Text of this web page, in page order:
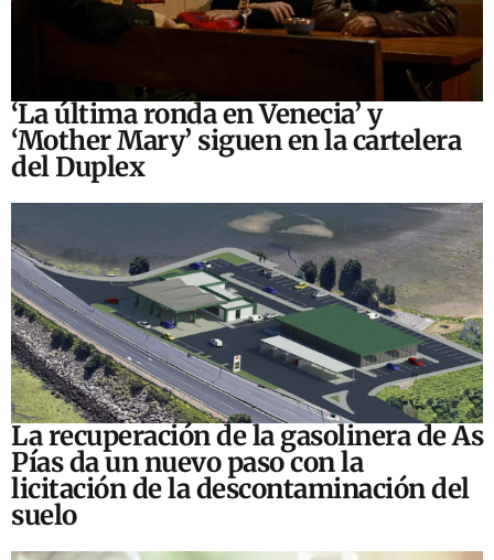
‘La última ronda en Venecia’ y
‘Mother Mary’ siguen en la cartelera
del Duplex
La recuperación de la gasolinera de As
Pías da un nuevo paso con la
licitación de la descontaminación del
suelo